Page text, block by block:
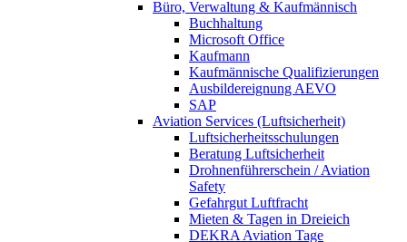
Büro, Verwaltung & Kaufmännisch
Buchhaltung
Microsoft Office
Kaufmann
Kaufmännische Qualifizierungen
Ausbildereignung AEVO
SAP
Aviation Services (Luftsicherheit)
Luftsicherheitsschulungen
Beratung Luftsicherheit
Drohnenführerschein / Aviation
Safety
Gefahrgut Luftfracht
Mieten & Tagen in Dreieich
DEKRA Aviation Tage